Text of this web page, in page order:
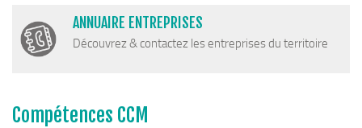
Bus France Services en Matheysine
Santé
ANNUAIRE ENTREPRISES
Découvrez & contactez les entreprises du territoire
Compétences CCM